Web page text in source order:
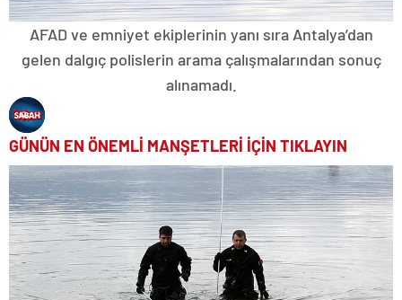
AFAD ve emniyet ekiplerinin yanı sıra Antalya’dan
gelen dalgıç polislerin arama çalışmalarından sonuç
alınamadı.
GÜNÜN EN ÖNEMLİ MANŞETLERİ İÇİN TIKLAYIN